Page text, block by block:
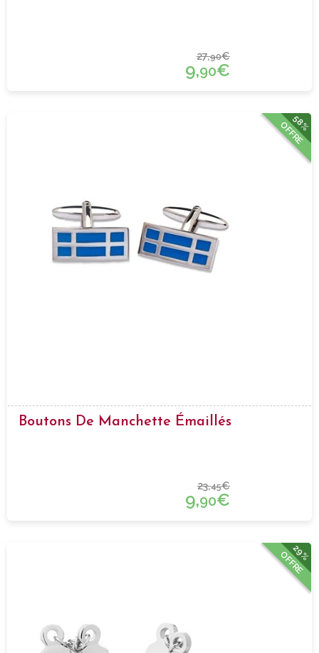
27,90€
9,90€
58%
OFFRE
Boutons De Manchette Émaillés
23,45€
9,90€
29%
OFFRE